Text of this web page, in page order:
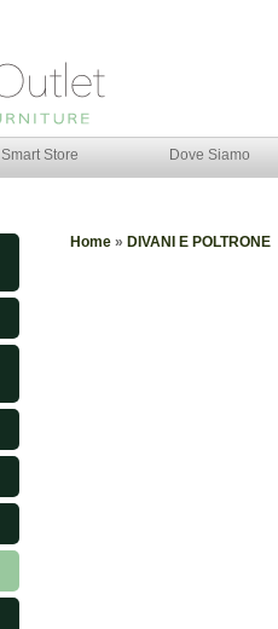
Smart Store Dove Siamo
Home » DIVANI E POLTRONE